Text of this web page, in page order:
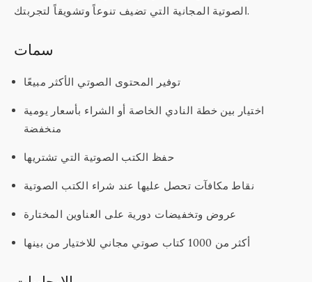
الصوتية المجانية التي تضيف تنوعاً وتشويقاً لتجربتك.
سمات
توفير المحتوى الصوتي الأكثر مبيعًا
اختيار بين خطة النادي الخاصة أو الشراء بأسعار يومية
منخفضة
حفظ الكتب الصوتية التي تشتريها
نقاط مكافآت تحصل عليها عند شراء الكتب الصوتية
عروض وتخفيضات دورية على العناوين المختارة
أكثر من 1000 كتاب صوتي مجاني للاختيار من بينها